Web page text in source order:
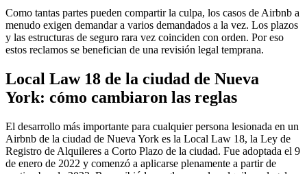
Como tantas partes pueden compartir la culpa, los casos de Airbnb a
menudo exigen demandar a varios demandados a la vez. Los plazos
y las estructuras de seguro rara vez coinciden con orden. Por eso
estos reclamos se benefician de una revisión legal temprana.
Local Law 18 de la ciudad de Nueva
York: cómo cambiaron las reglas
El desarrollo más importante para cualquier persona lesionada en un
Airbnb de la ciudad de Nueva York es la Local Law 18, la Ley de
Registro de Alquileres a Corto Plazo de la ciudad. Fue adoptada el 9
de enero de 2022 y comenzó a aplicarse plenamente a partir de